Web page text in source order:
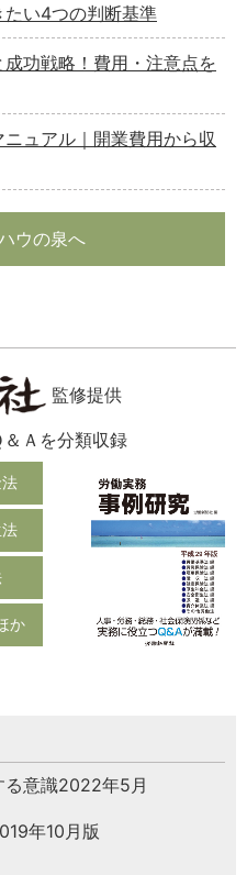
い4つの判断基準
功戦略！費用・注意点を
ュアル｜開業費用から収
ウの泉へ
監修提供
Ａを分類収録
か
る意識2022年5月
年10月版